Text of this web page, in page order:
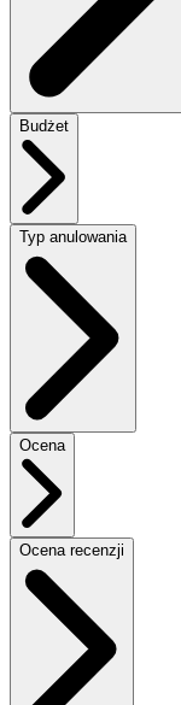
Budżet
Typ anulowania
Ocena
Ocena recenzji